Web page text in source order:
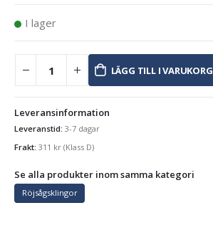
I lager
LÄGG TILL I VARUKORG
Leveransinformation
Leveranstid: 3-7 dagar
Frakt: 311 kr (Klass D)
Se alla produkter inom samma kategori
Röjsågsklingor